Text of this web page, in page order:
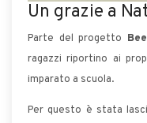
Un grazie a
Parte del progetto
ragazzi riportino ai
imparato a scuola.
Per questo è stata